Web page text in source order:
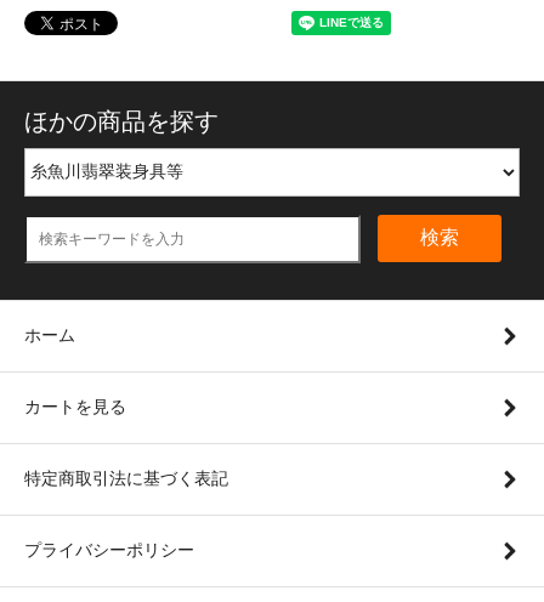
ほかの商品を探す
検索
ホーム
カートを見る
特定商取引法に基づく表記
プライバシーポリシー